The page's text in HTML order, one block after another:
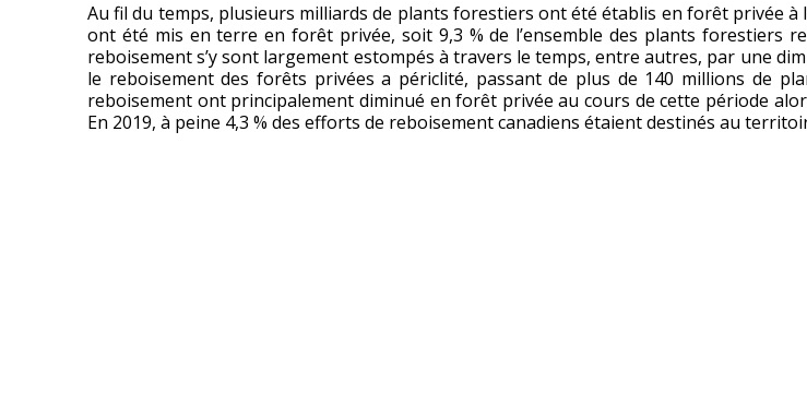
Au fil du temps, plusieurs milliards de plants forestiers ont été établis en forêt privée à
ont été mis en terre en forêt privée, soit 9,3 % de l’ensemble des plants forestiers
reboisement s’y sont largement estompés à travers le temps, entre autres, par une
le reboisement des forêts privées a périclité, passant de plus de 140 millions de
reboisement ont principalement diminué en forêt privée au cours de cette période
En 2019, à peine 4,3 % des efforts de reboisement canadiens étaient destinés au